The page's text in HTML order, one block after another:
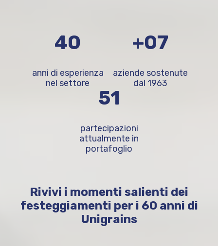
63
anni di esperienza
nel settore
+1.100
aziende sostenute
dal 1963
80
partecipazioni
attualmente in
portafoglio
Rivivi i momenti salienti dei
festeggiamenti per i 60 anni di
Unigrains